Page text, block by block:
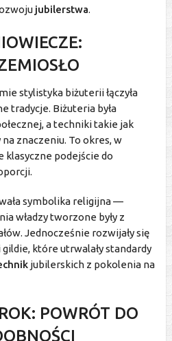
jubilerstwa.
stylistyka biżuterii łączyła
tradycje. Biżuteria była
a techniki takie jak
znaczeniu. To okres, w
klasyczne podejście do
symbolika religijna —
władzy tworzone były z
Jednocześnie rozwijały się
które utrwalały standardy
jubilerskich z pokolenia na
POWRÓT DO